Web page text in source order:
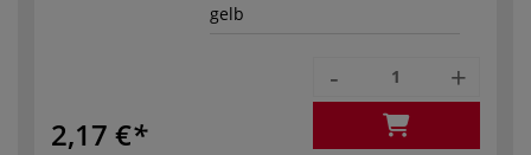
gelb
2,17 €
- +